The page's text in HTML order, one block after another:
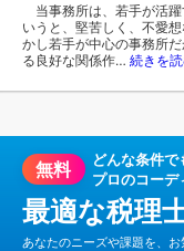
当事務所は、若手が活躍
いうと、堅苦しく、不愛
かし若手が中心の事務所
る良好な関係作… 続きを
無料
どんな条件で
プロのコーデ
最適な税理
あなたのニーズや課題を、